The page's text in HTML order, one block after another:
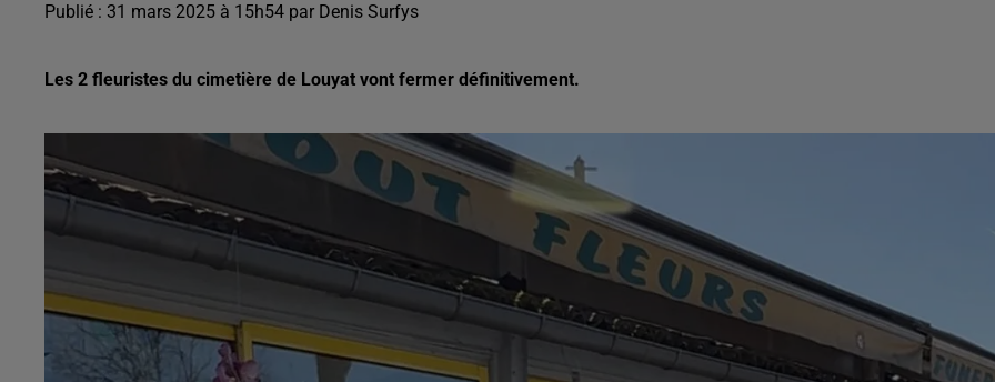
Publié : 31 mars 2025 à 15h54 par Denis Surfys
Les 2 fleuristes du cimetière de Louyat vont fermer définitivement.